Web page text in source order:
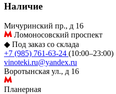
Наличие
Мичуринский пр., д 16
Ломоносовский проспект
◆ Под заказ со склада
+7 (985) 761-63-24 (10:00–23:00)
vinoteki.ru@yandex.ru
Воротынская ул., д 16
Планерная